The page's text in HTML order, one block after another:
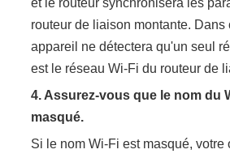
et le routeur synchronisera les
routeur de liaison montante. Dans
appareil ne détectera qu'un seul
est le réseau Wi-Fi du routeur de
4. Assurez-vous que le nom du
masqué.
Si le nom Wi-Fi est masqué, votre